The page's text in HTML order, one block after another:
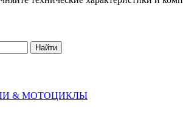
Найти
& МОТОЦИКЛЫ